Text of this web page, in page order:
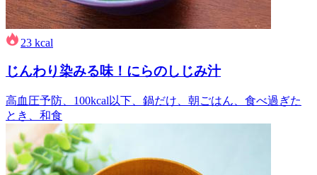
23 kcal
じんわり染みる味！にらのしじみ汁
高血圧予防、100kcal以下、鍋だけ、朝ごはん、食べ過ぎた
とき、和食